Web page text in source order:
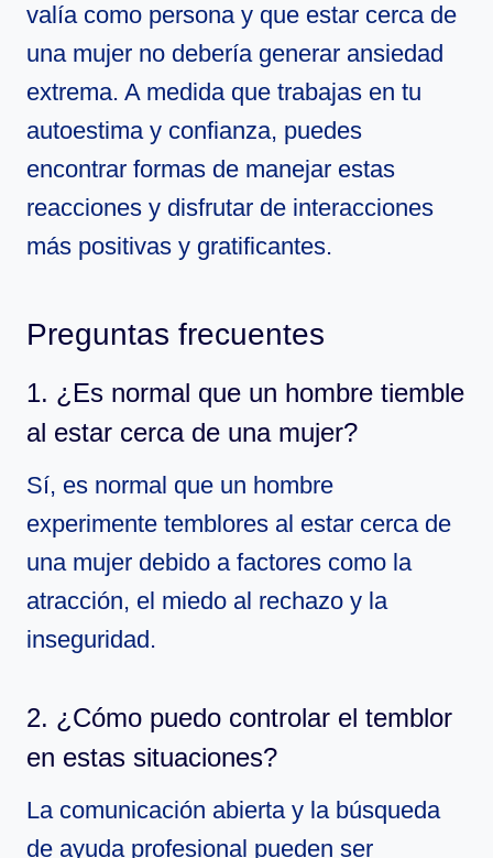
valía como persona y que estar cerca de
una mujer no debería generar ansiedad
extrema. A medida que trabajas en tu
autoestima y confianza, puedes
encontrar formas de manejar estas
reacciones y disfrutar de interacciones
más positivas y gratificantes.
Preguntas frecuentes
1. ¿Es normal que un hombre tiemble
al estar cerca de una mujer?
Sí, es normal que un hombre
experimente temblores al estar cerca de
una mujer debido a factores como la
atracción, el miedo al rechazo y la
inseguridad.
2. ¿Cómo puedo controlar el temblor
en estas situaciones?
La comunicación abierta y la búsqueda
de ayuda profesional pueden ser